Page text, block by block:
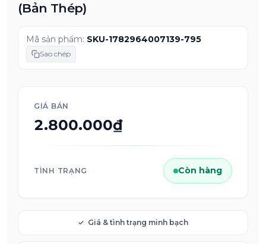
(Bản Thép)
Mã sản phẩm: SKU-1782964007139-795
Sao chép
GIÁ BÁN
2.800.000₫
TÌNH TRẠNG Còn hàng
✓ Giá & tình trạng minh bạch